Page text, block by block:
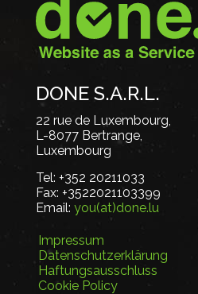
DONE S.A.R.L.
22 rue de Luxembourg,
L-8077 Bertrange,
Luxembourg
Tel: +352 20211033
Fax: +3522021103399
Email: you(at)done.lu
Impressum
Datenschutzerklärung
Haftungsausschluss
Cookie Policy